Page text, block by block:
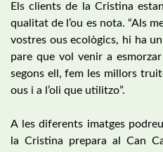
Els clients de la Cristina
qualitat de l’ou es nota. “Als
vostres ous ecològics, hi ha
pare que vol venir a
segons ell, fem les millors
ous i a l’oli que utilitzo”.
A les diferents imatges
la Cristina prepara al Can